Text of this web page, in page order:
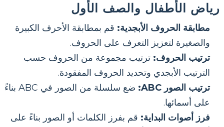
رياض الأطفال والصف الأول
مطابقة الحروف الأبجدية: قم بمطابقة الأحرف الكبيرة
والصغيرة لتعزيز التعرف على الحروف.
ترتيب الحروف: ترتيب مجموعة من الحروف حسب
الترتيب الأبجدي وتحديد الحروف المفقودة.
ترتيب الصور ABC:
ضع سلسلة من الصور في ABC بناءً
على أسمائها.
فرز أصوات البداية: قم بفرز الكلمات أو الصور بناءً على